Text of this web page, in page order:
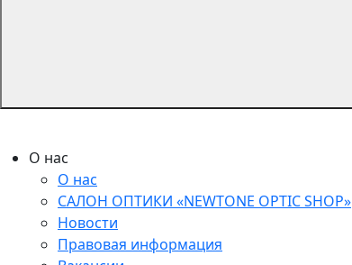
О нас
О нас
САЛОН ОПТИКИ «NEWTONE OPTIC SHOP»
Новости
Правовая информация